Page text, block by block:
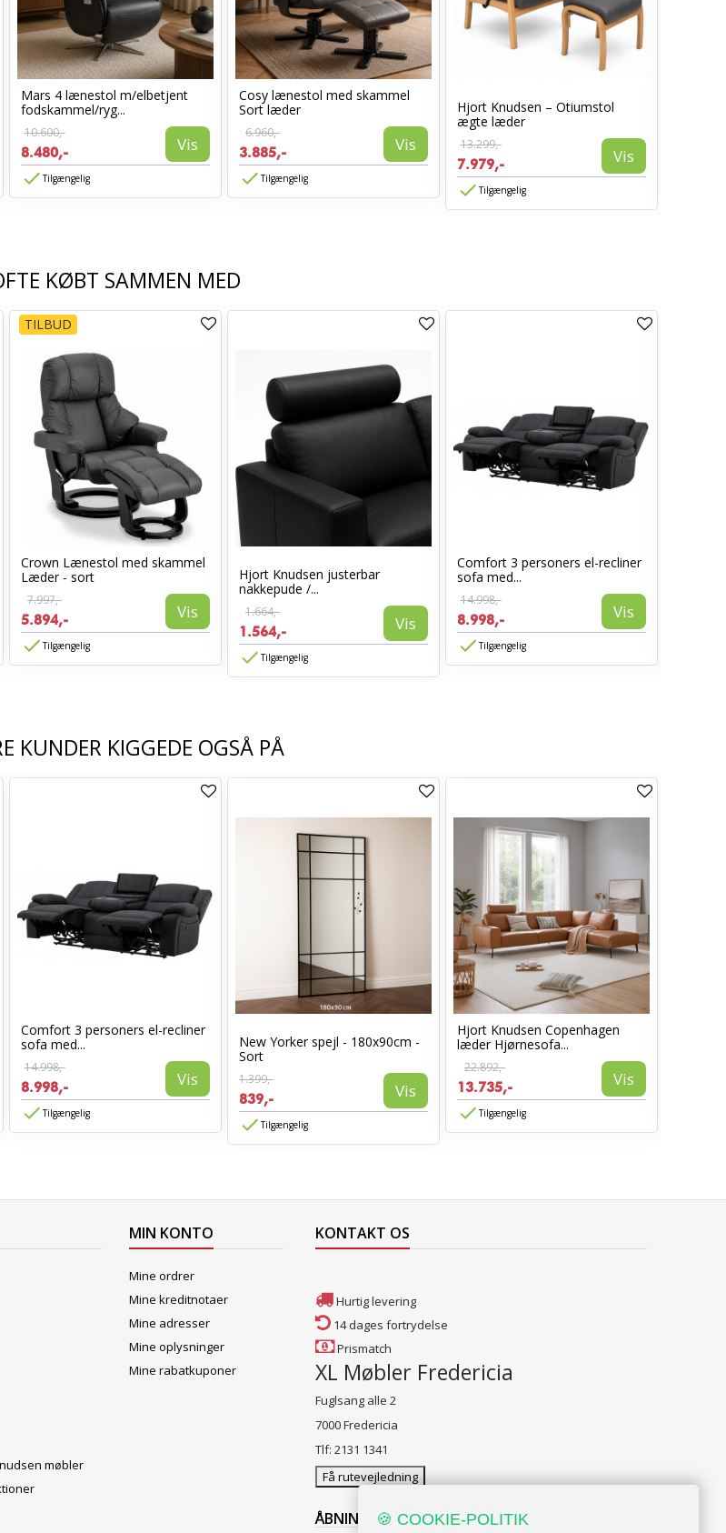
Mars 4 lænestol m/elbetjent
fodskammel/ryg...
10.600,-
8.480,- Vis
Tilgængelig
Cosy lænestol med skammel
Sort læder
6.960,-
3.885,- Vis
Tilgængelig
Hjort Knudsen – Otiumstol
ægte læder
13.299,-
7.979,- Vis
Tilgængelig
KØBT SAMMEN MED
TILBUD
Crown Lænestol med skammel
Læder - sort
7.997,-
5.894,- Vis
Tilgængelig
Hjort Knudsen justerbar
nakkepude /...
1.664,-
1.564,- Vis
Tilgængelig
Comfort 3 personers el-recliner
sofa med...
14.998,-
8.998,- Vis
Tilgængelig
KUNDER KIGGEDE OGSÅ PÅ
Comfort 3 personers el-recliner
sofa med...
14.998,-
8.998,- Vis
Tilgængelig
New Yorker spejl - 180x90cm -
Sort
1.399,-
839,- Vis
Tilgængelig
Hjort Knudsen Copenhagen
læder Hjørnesofa...
22.892,-
13.735,- Vis
Tilgængelig
møbler
MIN KONTO
Mine ordrer
Mine kreditnotaer
Mine adresser
Mine oplysninger
Mine rabatkuponer
KONTAKT OS
Hurtig levering
14 dages fortrydelse
Prismatch
XL Møbler Fredericia
Fuglsang alle 2
7000 Fredericia
Tlf: 2131 1341
Få rutevejledning
ÅBNINGSTIDER:🍪 COOKIE-POLITIK